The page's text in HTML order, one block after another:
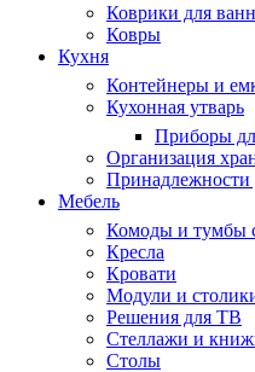
Коврики для
Ковры
Кухня
Контейнеры и
Кухонная утварь
Приборы
Организация
Принадлежности
Мебель
Комоды и тумбы
Кресла
Кровати
Модули и
Решения для ТВ
Стеллажи и
Столы